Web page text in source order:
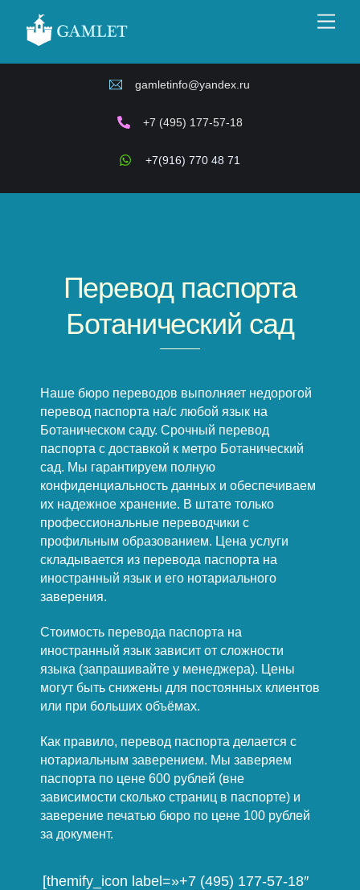
content
gamletinfo@yandex.ru
+7 (495) 177-57-18
+7(916) 770 48 71
Перевод паспорта
Ботанический сад
Наше бюро переводов выполняет недорогой
перевод паспорта на/с любой язык на
Ботаническом саду. Срочный перевод
паспорта с доставкой к метро Ботанический
сад. Мы гарантируем полную
конфиденциальность данных и обеспечиваем
их надежное хранение. В штате только
профессиональные переводчики с
профильным образованием. Цена услуги
складывается из перевода паспорта на
иностранный язык и его нотариального
заверения.
Стоимость перевода паспорта на
иностранный язык зависит от сложности
языка (запрашивайте у менеджера). Цены
могут быть снижены для постоянных клиентов
или при больших объёмах.
Как правило, перевод паспорта делается с
нотариальным заверением. Мы заверяем
паспорта по цене 600 рублей (вне
зависимости сколько страниц в паспорте) и
заверение печатью бюро по цене 100 рублей
за документ.
[themify_icon label=»+7 (495) 177-57-18″